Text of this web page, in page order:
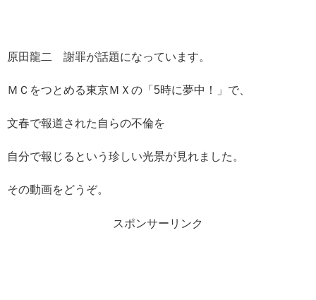
原田龍二 謝罪が話題になっています。
ＭＣをつとめる東京ＭＸの「 5時に夢中！」で、
文春で報道された自らの不倫を
自分で報じるという珍しい光景が見れました。
その動画をどうぞ。
スポンサーリンク